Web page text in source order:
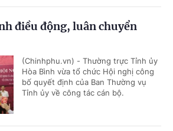
điều động, luân chuyển
(Chinhphu.vn) - Thường trực Tỉnh ủy
Hòa Bình vừa tổ chức Hội nghị công
bố quyết định của Ban Thường vụ
Tỉnh ủy về công tác cán bộ.